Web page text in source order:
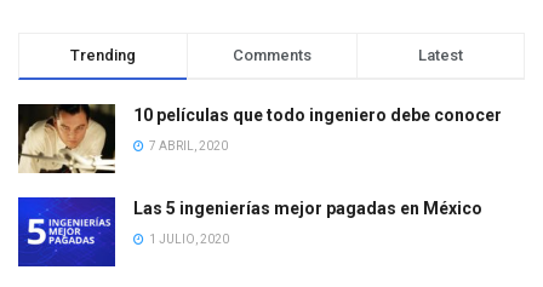
Trending Comments Latest
10 películas que todo ingeniero debe conocer
7 ABRIL, 2020
Las 5 ingenierías mejor pagadas en México
1 JULIO, 2020